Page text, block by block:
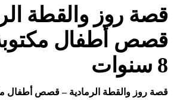
قصة روز والقطة
8 سنوات